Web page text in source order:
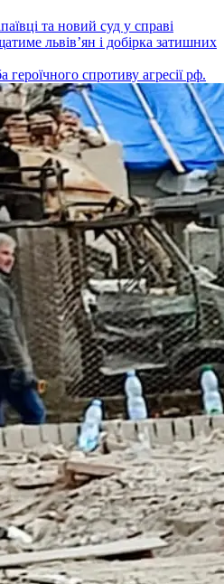
та новий суд у справі
львів’ян і добірка затишних
спротиву агресії рф.